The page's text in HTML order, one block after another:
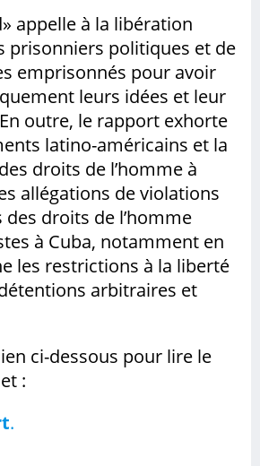
appelle à la libération
prisonniers politiques et de
emprisonnés pour avoir
leurs idées et leur
outre, le rapport exhorte
latino-américains et la
droits de l’homme à
allégations de violations
droits de l’homme
à Cuba, notamment en
les restrictions à la liberté
arbitraires et
ci-dessous pour lire le
:
.